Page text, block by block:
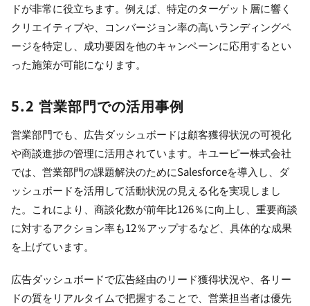
ドが非常に役立ちます。例えば、特定のターゲット層に響く
クリエイティブや、コンバージョン率の高いランディングペ
ージを特定し、成功要因を他のキャンペーンに応用するとい
った施策が可能になります。
5.2 営業部門での活用事例
営業部門でも、広告ダッシュボードは顧客獲得状況の可視化
や商談進捗の管理に活用されています。キユーピー株式会社
では、営業部門の課題解決のためにSalesforceを導入し、ダ
ッシュボードを活用して活動状況の見える化を実現しまし
た。これにより、商談化数が前年比126％に向上し、重要商談
に対するアクション率も12％アップするなど、具体的な成果
を上げています。
広告ダッシュボードで広告経由のリード獲得状況や、各リー
ドの質をリアルタイムで把握することで、営業担当者は優先